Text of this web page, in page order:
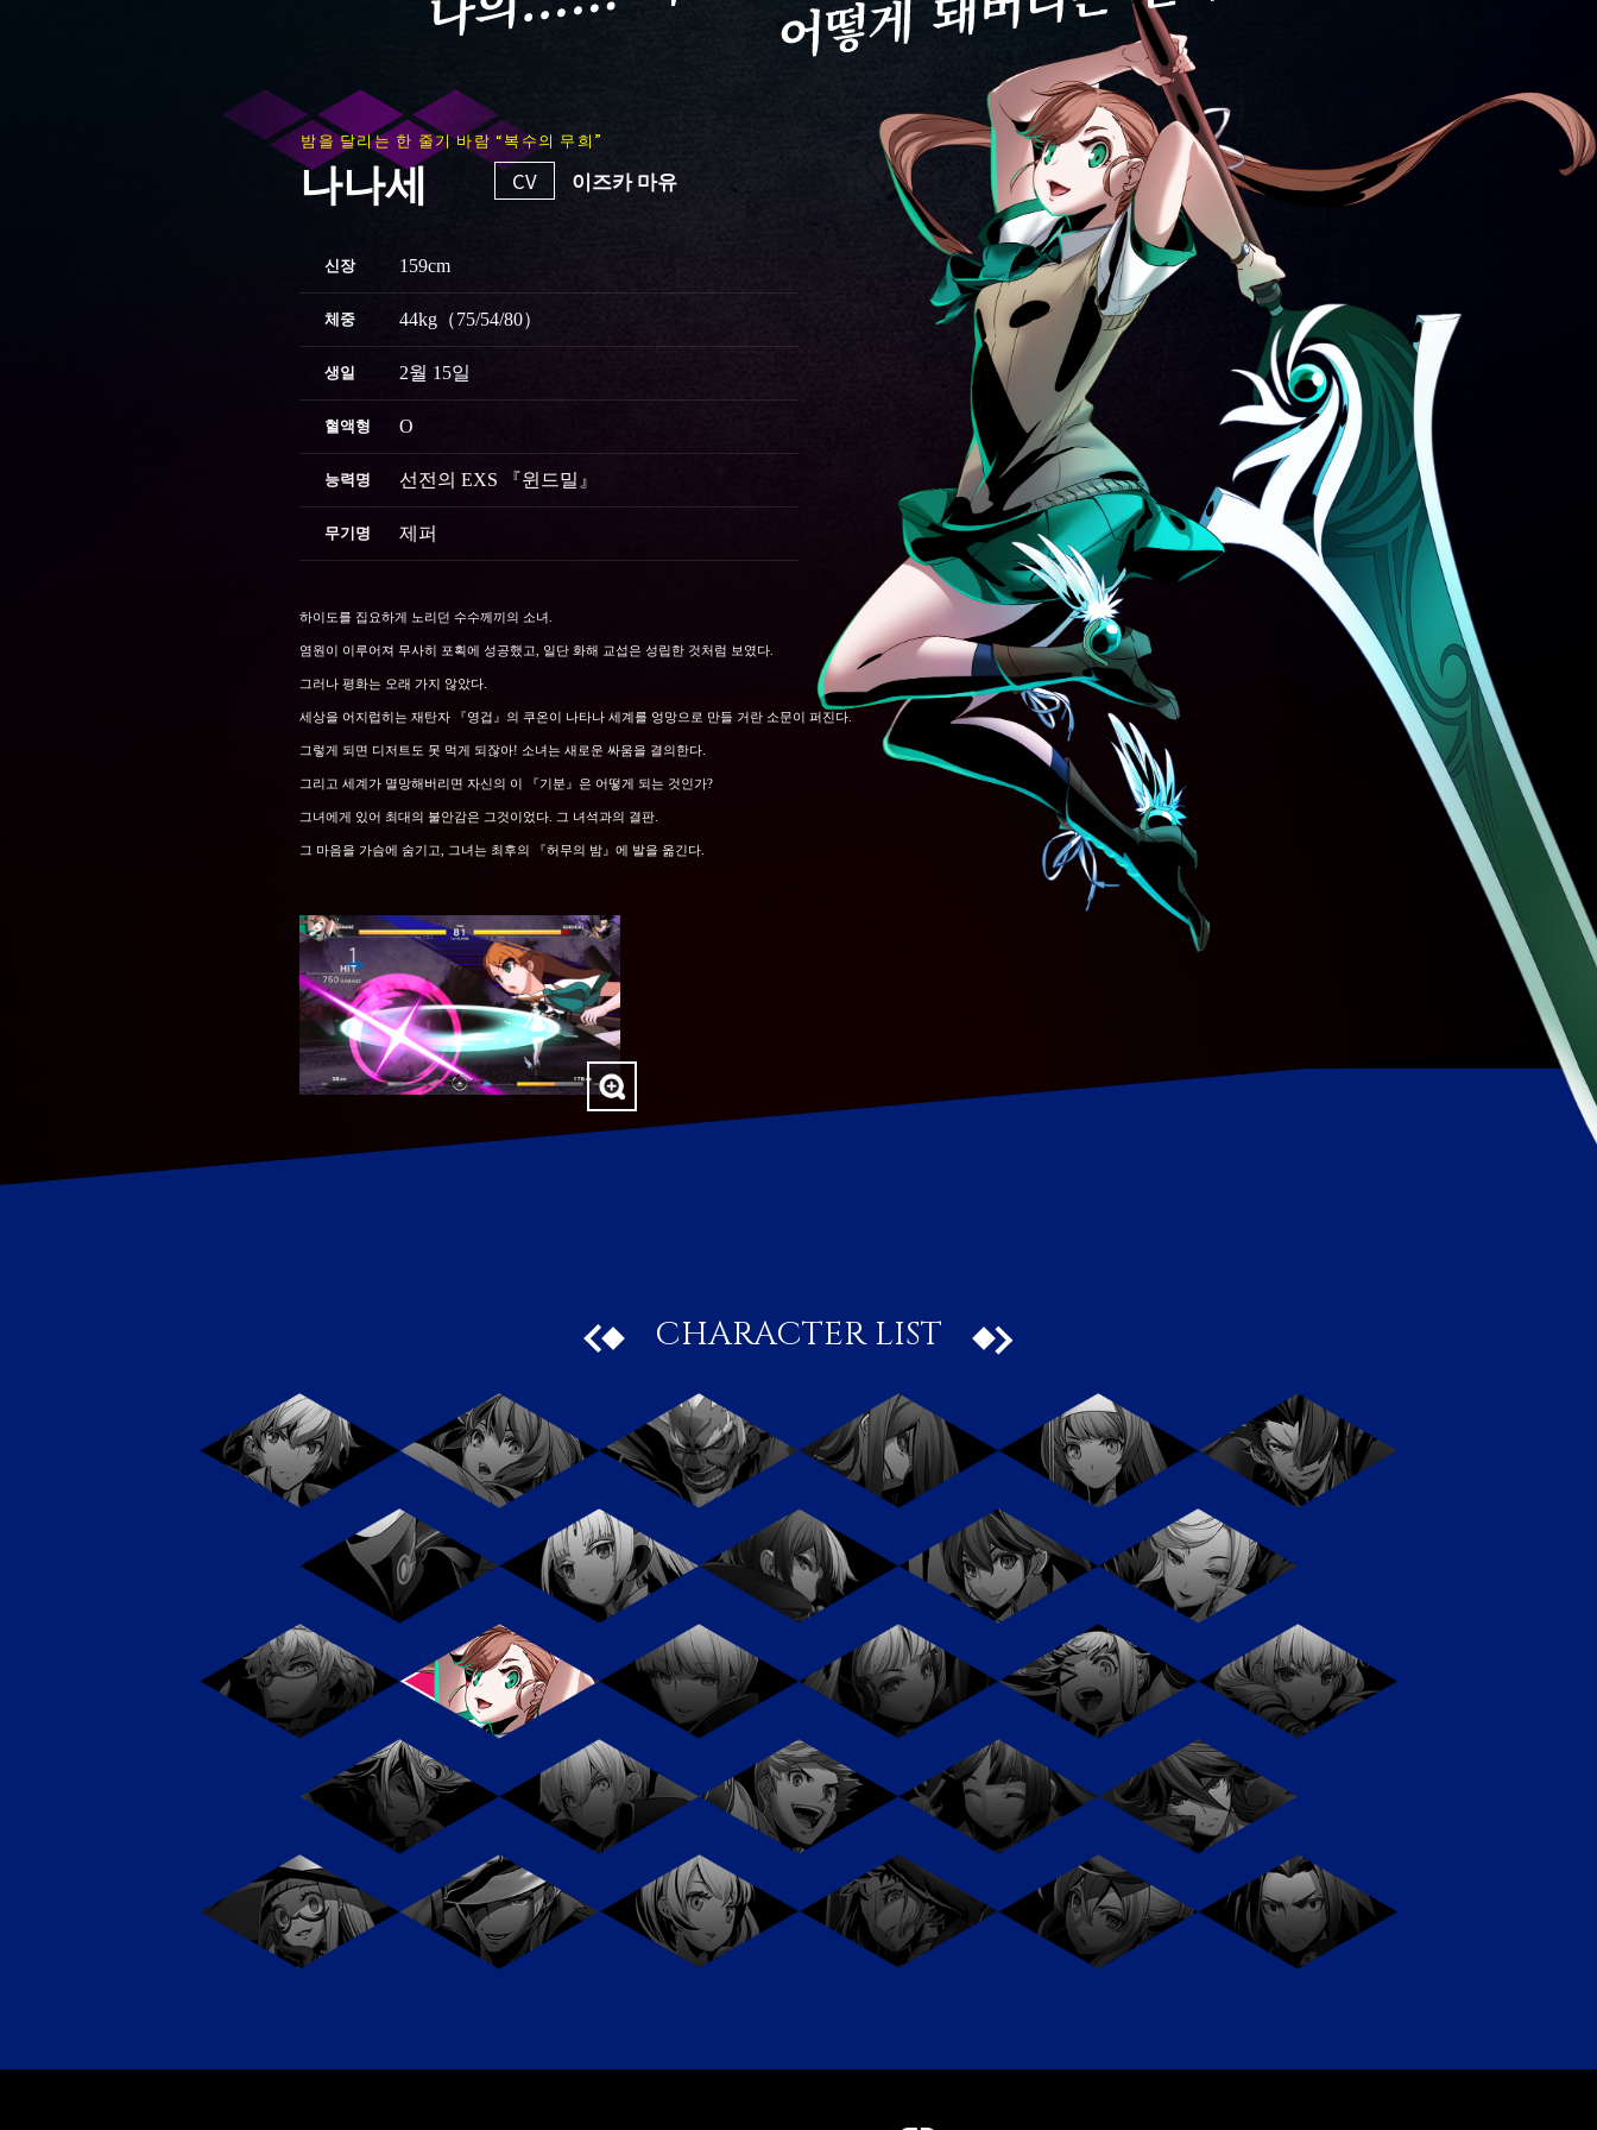
밤을 달리는 한 줄기 바람 “복수의 무희”
나나세 CV 이즈카 마유
신장 159cm
체중 44kg（75/54/80）
생일 2월 15일
혈액형 O
능력명 선전의 EXS 『윈드밀』
무기명 제퍼
하이도를 집요하게 노리던 수수께끼의 소녀.
염원이 이루어져 무사히 포획에 성공했고, 일단 화해 교섭은 성립한 것처럼 보였다.
그러나 평화는 오래 가지 않았다.
세상을 어지럽히는 재탄자 『영겁』의 쿠온이 나타나 세계를 엉망으로 만들 거란 소문이 퍼진다.
그렇게 되면 디저트도 못 먹게 되잖아! 소녀는 새로운 싸움을 결의한다.
그리고 세계가 멸망해버리면 자신의 이 『기분』은 어떻게 되는 것인가?
그녀에게 있어 최대의 불안감은 그것이었다. 그 녀석과의 결판.
그 마음을 가슴에 숨기고, 그녀는 최후의 『허무의 밤』에 발을 옮긴다.
CHARACTER LIST